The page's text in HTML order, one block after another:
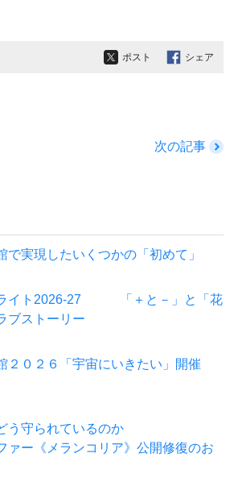
ポスト シェア
次の記事
で実現したいくつかの「初めて」
ライト2026-27 「＋と－」と「花
ブストーリー
２０２６「宇宙にいきたい」開催
う守られているのか
ァー《メランコリア》公開修復のお